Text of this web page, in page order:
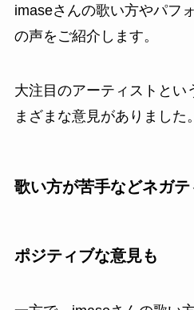
imaseさんの歌い方やパフ
の声をご紹介します。
大注目のアーティストとい
まざまな意見がありました。
歌い方が苦手などネガ
ポジティブな意見も